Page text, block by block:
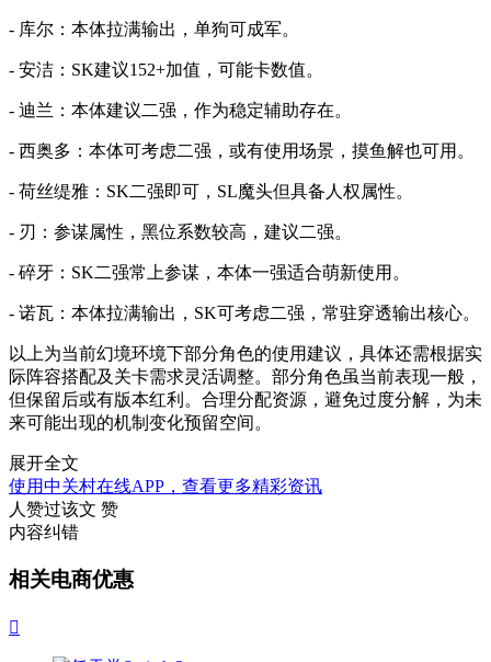
- 库尔：本体拉满输出，单狗可成军。
- 安洁：SK建议152+加值，可能卡数值。
- 迪兰：本体建议二强，作为稳定辅助存在。
- 西奥多：本体可考虑二强，或有使用场景，摸鱼解也可用。
- 荷丝缇雅：SK二强即可，SL魔头但具备人权属性。
- 刃：参谋属性，黑位系数较高，建议二强。
- 碎牙：SK二强常上参谋，本体一强适合萌新使用。
- 诺瓦：本体拉满输出，SK可考虑二强，常驻穿透输出核心。
以上为当前幻境环境下部分角色的使用建议，具体还需根据实
际阵容搭配及关卡需求灵活调整。部分角色虽当前表现一般，
但保留后或有版本红利。合理分配资源，避免过度分解，为未
来可能出现的机制变化预留空间。
展开全文
使用中关村在线APP，查看更多精彩资讯
人赞过该文 赞
内容纠错
相关电商优惠
